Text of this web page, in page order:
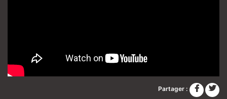
Partager :